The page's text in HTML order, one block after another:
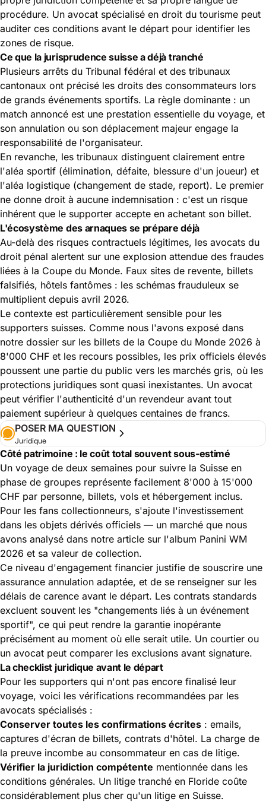
procédure. Un avocat spécialisé en droit du tourisme peut
auditer ces conditions avant le départ pour identifier les
zones de risque.
Ce que la jurisprudence suisse a déjà tranché
Plusieurs arrêts du Tribunal fédéral et des tribunaux
cantonaux ont précisé les droits des consommateurs lors
de grands événements sportifs. La règle dominante : un
match annoncé est une prestation essentielle du voyage, et
son annulation ou son déplacement majeur engage la
responsabilité de l'organisateur.
En revanche, les tribunaux distinguent clairement entre
l'aléa sportif (élimination, défaite, blessure d'un joueur) et
l'aléa logistique (changement de stade, report). Le premier
ne donne droit à aucune indemnisation : c'est un risque
inhérent que le supporter accepte en achetant son billet.
L'écosystème des arnaques se prépare déjà
Au-delà des risques contractuels légitimes, les avocats du
droit pénal alertent sur une explosion attendue des fraudes
liées à la Coupe du Monde. Faux sites de revente, billets
falsifiés, hôtels fantômes : les schémas frauduleux se
multiplient depuis avril 2026.
Le contexte est particulièrement sensible pour les
supporters suisses. Comme nous l'avons exposé dans
notre dossier sur les billets de la Coupe du Monde 2026 à
8'000 CHF et les recours possibles, les prix officiels élevés
poussent une partie du public vers les marchés gris, où les
protections juridiques sont quasi inexistantes. Un avocat
peut vérifier l'authenticité d'un revendeur avant tout
paiement supérieur à quelques centaines de francs.
POSER MA QUESTION
Juridique
Côté patrimoine : le coût total souvent sous-estimé
Un voyage de deux semaines pour suivre la Suisse en
phase de groupes représente facilement 8'000 à 15'000
CHF par personne, billets, vols et hébergement inclus.
Pour les fans collectionneurs, s'ajoute l'investissement
dans les objets dérivés officiels — un marché que nous
avons analysé dans notre article sur l'album Panini WM
2026 et sa valeur de collection.
Ce niveau d'engagement financier justifie de souscrire une
assurance annulation adaptée, et de se renseigner sur les
délais de carence avant le départ. Les contrats standards
excluent souvent les "changements liés à un événement
sportif", ce qui peut rendre la garantie inopérante
précisément au moment où elle serait utile. Un courtier ou
un avocat peut comparer les exclusions avant signature.
La checklist juridique avant le départ
Pour les supporters qui n'ont pas encore finalisé leur
voyage, voici les vérifications recommandées par les
avocats spécialisés :
Conserver toutes les confirmations écrites : emails,
captures d'écran de billets, contrats d'hôtel. La charge de
la preuve incombe au consommateur en cas de litige.
Vérifier la juridiction compétente mentionnée dans les
conditions générales. Un litige tranché en Floride coûte
considérablement plus cher qu'un litige en Suisse.